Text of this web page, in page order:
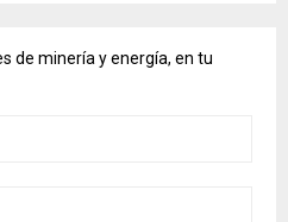
de minería y energía, en tu